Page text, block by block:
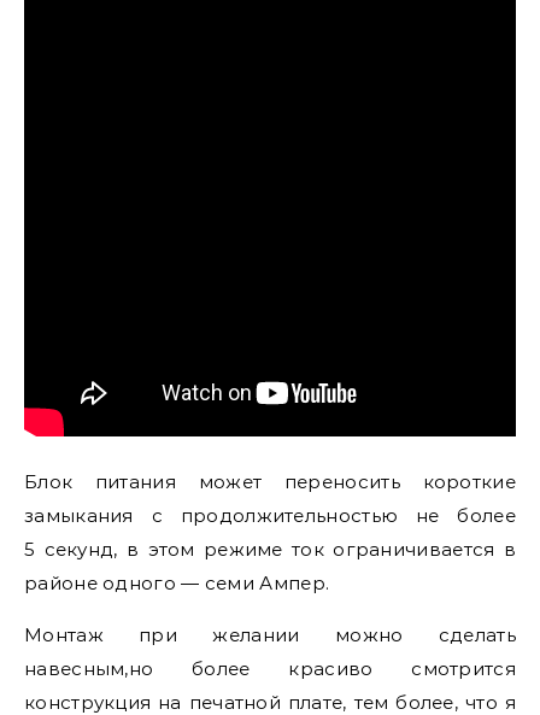
Блок питания может переносить короткие
замыкания с продолжительностью не более
5 секунд, в этом режиме ток ограничивается в
районе одного — семи Ампер.
Монтаж при желании можно сделать
навесным,но более красиво смотрится
конструкция на печатной плате, тем более, что я